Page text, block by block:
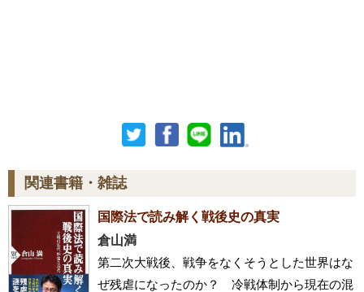
関連書籍・雑誌
国際法で読み解く戦後史の真実
倉山満
第二次大戦後、戦争をなくそうとした世界はな
ぜ残虐になったのか？ 冷戦体制から現在の混